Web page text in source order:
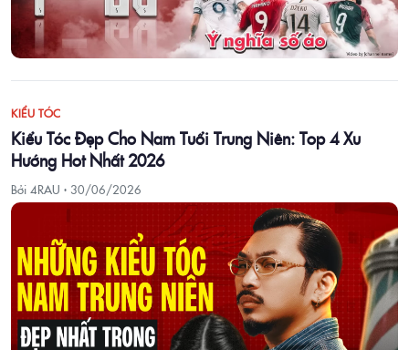
KIỂU TÓC
Kiểu Tóc Đẹp Cho Nam Tuổi Trung Niên: Top 4 Xu
Hướng Hot Nhất 2026
Bởi 4RAU · 30/06/2026